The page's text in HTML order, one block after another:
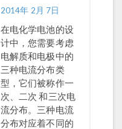
2014年 2月 7日
在电化学电池的设
计中，您需要考虑
电解质和电极中的
三种电流分布类
型，它们被称作一
次、二次 和三次电
流分布。三种电流
分布对应着不同的